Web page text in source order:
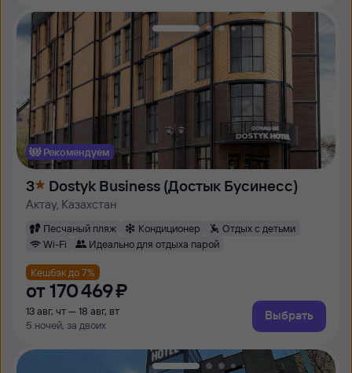
Рекомендуем
3 Dostyk Business (Достык Бусинесс)
Актау, Казахстан
Песчаный пляж Кондиционер
Отдых с детьми
Wi-Fi
Идеально для отдыха парой
Кешбэк до 7%
от 170 ⁠469 ⁠₽
13 авг, чт — 18 авг, вт
5 ночей, за двоих
Выбрать